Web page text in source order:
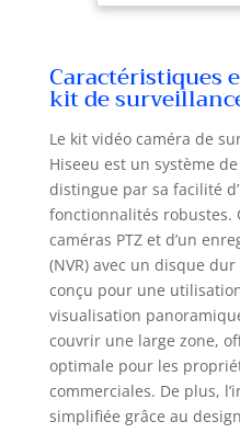
Caractéristiques
kit de
Le kit vidéo caméra de
Hiseeu est un système
distingue par sa facilité
fonctionnalités robustes.
caméras PTZ et d’un
(NVR) avec un disque
conçu pour une
visualisation
couvrir une large zone,
optimale pour les
commerciales. De plus,
simplifiée grâce au